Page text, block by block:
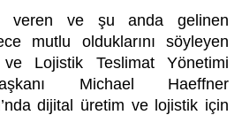
veren ve şu anda gelinen
mutlu olduklarını söyleyen
Lojistik Teslimat Yönetimi
Michael Haeffner
dijital üretim ve lojistik için